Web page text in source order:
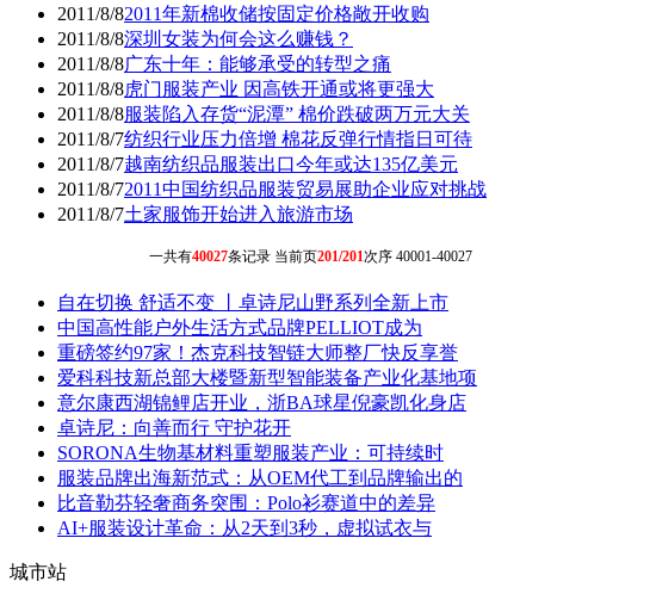
2011/8/82011年新棉收储按固定价格敞开收购
2011/8/8深圳女装为何会这么赚钱？
2011/8/8广东十年：能够承受的转型之痛
2011/8/8虎门服装产业 因高铁开通或将更强大
2011/8/8服装陷入存货“泥潭” 棉价跌破两万元大关
2011/8/7纺织行业压力倍增 棉花反弹行情指日可待
2011/8/7越南纺织品服装出口今年或达135亿美元
2011/8/72011中国纺织品服装贸易展助企业应对挑战
2011/8/7土家服饰开始进入旅游市场
一共有40027条记录 当前页201/201次序 40001-40027
自在切换 舒适不变 丨卓诗尼山野系列全新上市
中国高性能户外生活方式品牌PELLIOT成为
重磅签约97家！杰克科技智链大师整厂快反享誉
爱科科技新总部大楼暨新型智能装备产业化基地项
意尔康西湖锦鲤店开业，浙BA球星倪豪凯化身店
卓诗尼：向善而行 守护花开
SORONA生物基材料重塑服装产业：可持续时
服装品牌出海新范式：从OEM代工到品牌输出的
比音勒芬轻奢商务突围：Polo衫赛道中的差异
AI+服装设计革命：从2天到3秒，虚拟试衣与
城市站